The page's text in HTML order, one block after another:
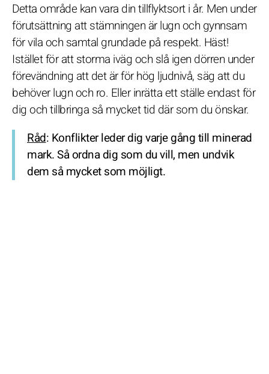
Detta område kan vara din tillflyktsort i år. Men under
förutsättning att stämningen är lugn och gynnsam
för vila och samtal grundade på respekt. Häst!
Istället för att storma iväg och slå igen dörren under
förevändning att det är för hög ljudnivå, säg att du
behöver lugn och ro. Eller inrätta ett ställe endast för
dig och tillbringa så mycket tid där som du önskar.
Råd: Konflikter leder dig varje gång till minerad
mark. Så ordna dig som du vill, men undvik
dem så mycket som möjligt.